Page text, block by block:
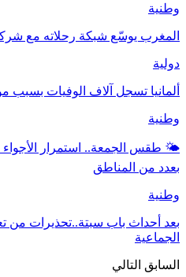
وطنية
المغرب يوسّع شبكة رحلاته مع شركة
دولية
ألمانيا تسجل آلاف الوفيات بسبب
وطنية
🌤️ طقس الجمعة.. استمرار الأجواء
بعدد من المناطق
وطنية
بعد أحداث باب سبتة..تحذيرات من
الجماعية
السابق التالي